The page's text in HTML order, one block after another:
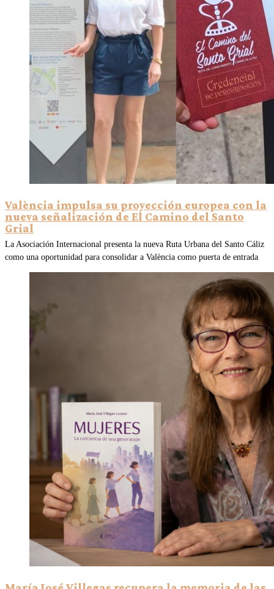
València impulsa su proyección europea con la
nueva señalización de El Camino del Santo
Grial
La Asociación Internacional presenta la nueva Ruta Urbana del Santo Cáliz
como una oportunidad para consolidar a València como puerta de entrada